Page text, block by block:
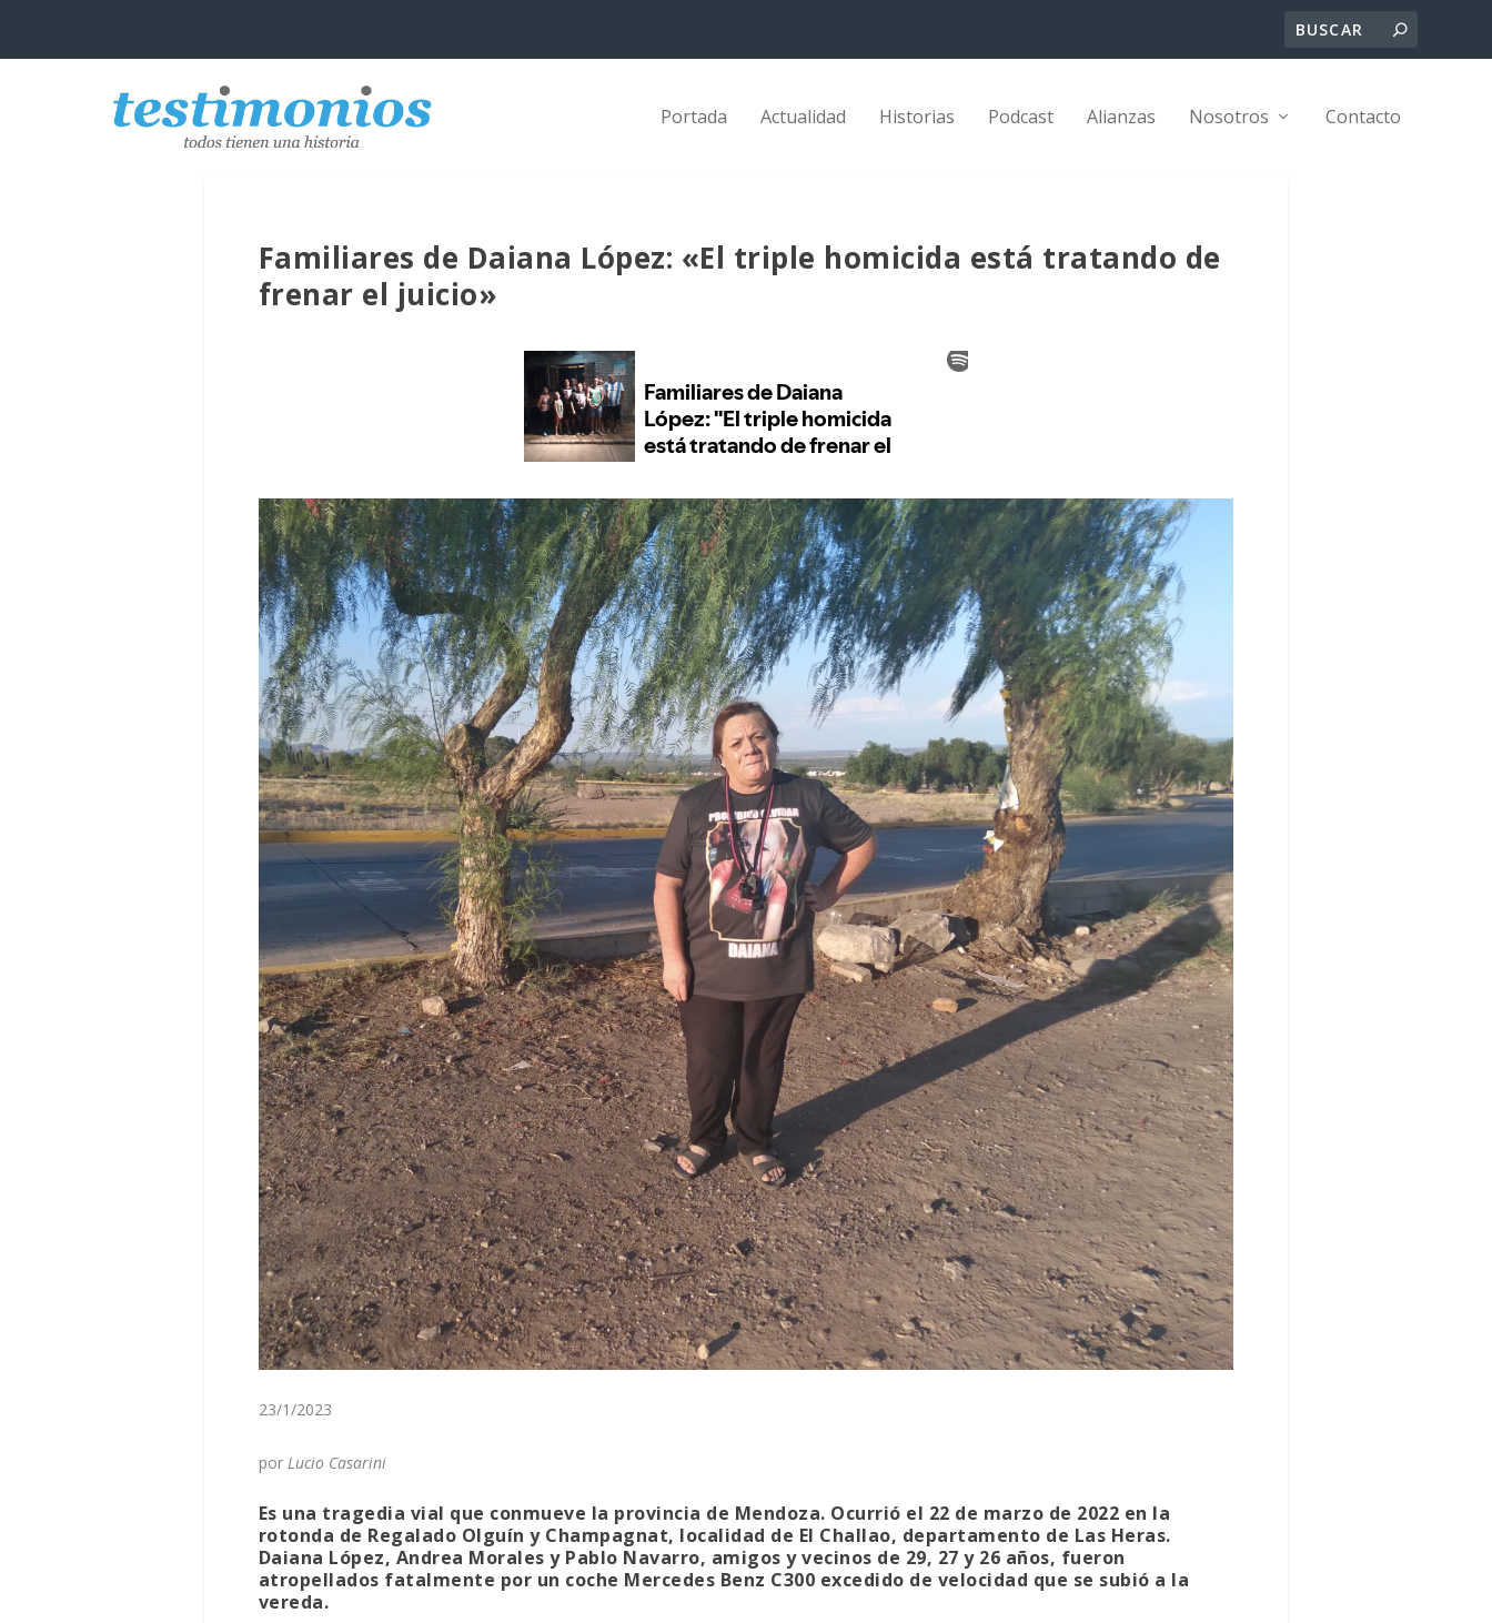
Portada Actualidad Historias Podcast Alianzas Nosotros Contacto
Familiares de Daiana López: «El triple homicida está tratando de
frenar el juicio»
23/1/2023
por Lucio Casarini
Es una tragedia vial que conmueve la provincia de Mendoza. Ocurrió el 22 de marzo de 2022 en la
rotonda de Regalado Olguín y Champagnat, localidad de El Challao, departamento de Las Heras.
Daiana López, Andrea Morales y Pablo Navarro, amigos y vecinos de 29, 27 y 26 años, fueron
atropellados fatalmente por un coche Mercedes Benz C300 excedido de velocidad que se subió a la
vereda.